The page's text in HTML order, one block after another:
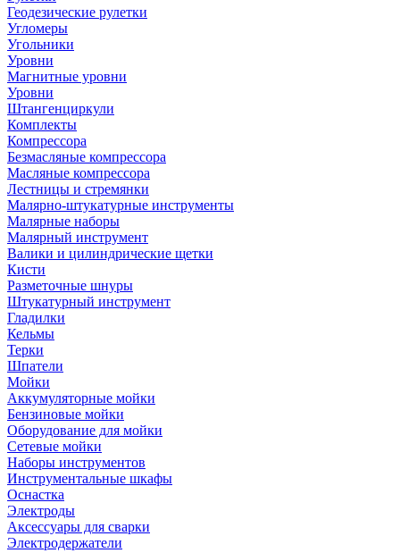
Геодезические рулетки
Угломеры
Угольники
Уровни
Магнитные уровни
Уровни
Штангенциркули
Комплекты
Компрессора
Безмасляные компрессора
Масляные компрессора
Лестницы и стремянки
Малярно-штукатурные инструменты
Малярные наборы
Малярный инструмент
Валики и цилиндрические щетки
Кисти
Разметочные шнуры
Штукатурный инструмент
Гладилки
Кельмы
Терки
Шпатели
Мойки
Аккумуляторные мойки
Бензиновые мойки
Оборудование для мойки
Сетевые мойки
Наборы инструментов
Инструментальные шкафы
Оснастка
Электроды
Аксессуары для сварки
Электродержатели